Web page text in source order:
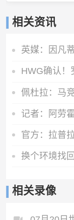
相关资讯
官方：拉普
相关录像